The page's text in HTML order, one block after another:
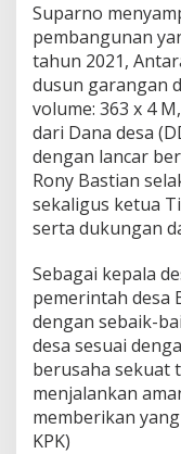
Suparno
pembangunan
tahun 2021,
dusun garangan
volume: 363 x 4
dari Dana desa
dengan lancar
Rony Bastian
sekaligus ketua
serta dukungan
Sebagai kepala
pemerintah desa
dengan sebaik-
desa sesuai
berusaha sekuat
menjalankan
memberikan
KPK)